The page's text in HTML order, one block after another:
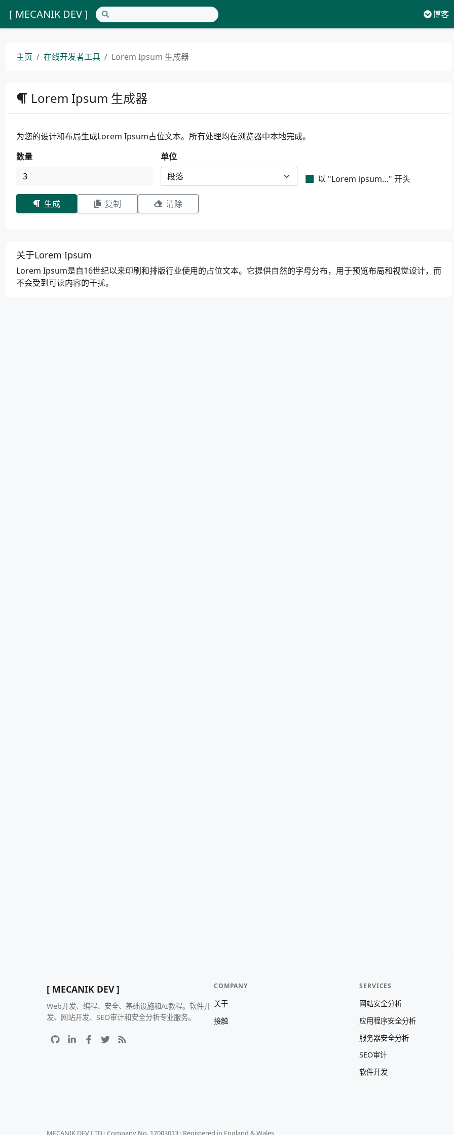
[ MECANIK DEV ] 博客
主页 在线开发者工具 Lorem Ipsum 生成器
Lorem Ipsum 生成器
为您的设计和布局生成Lorem Ipsum占位文本。所有处理均在浏览器中本地完成。
数量
单位
以 "Lorem ipsum…" 开头
生成 复制 清除
关于Lorem Ipsum
Lorem Ipsum是自16世纪以来印刷和排版行业使用的占位文本。它提供自然的字母分布，用于预览布局和视觉设计，而
不会受到可读内容的干扰。
[ MECANIK DEV ]
Web开发、编程、安全、基础设施和AI教程。软件开
发、网站开发、SEO审计和安全分析专业服务。
COMPANY
关于
接触
SERVICES
网站安全分析
应用程序安全分析
服务器安全分析
SEO审计
软件开发
MECANIK DEV LTD · Company No. 17003013 · Registered in England & Wales